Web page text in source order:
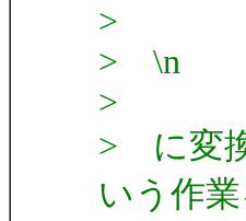
>
> \n
>
> に変
いう作